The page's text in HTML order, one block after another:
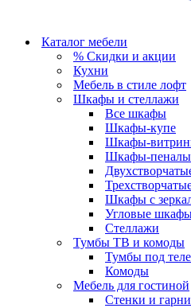
Каталог мебели
% Скидки и акции
Кухни
Мебель в стиле лофт
Шкафы и стеллажи
Все шкафы
Шкафы-купе
Шкафы-
Шкафы-пеналы
Шкафы с
Угловые
Стеллажи
Тумбы ТВ и комоды
Тумбы под
Комоды
Мебель для гостиной
Стенки и